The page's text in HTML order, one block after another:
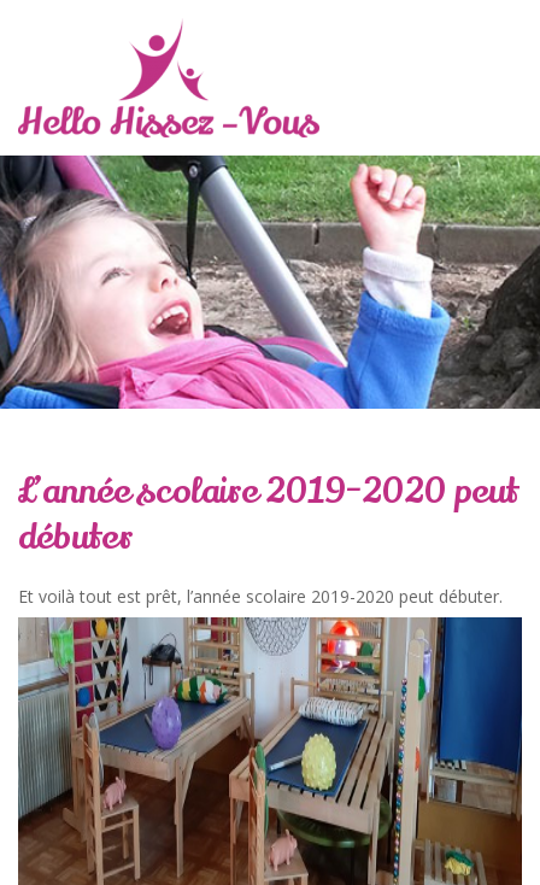
L’année scolaire 2019-2020 peut
débuter
Et voilà tout est prêt, l’année scolaire 2019-2020 peut débuter.